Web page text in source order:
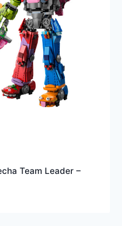
Team Leader –